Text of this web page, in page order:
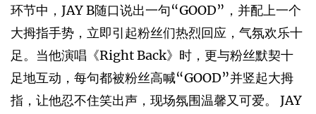
环节中，JAY B随口说出一句“GOOD”，并配上一个
大拇指手势，立即引起粉丝们热烈回应，气氛欢乐十
足。当他演唱《Right Back》时，更与粉丝默契十
足地互动，每句都被粉丝高喊“GOOD”并竖起大拇
指，让他忍不住笑出声，现场氛围温馨又可爱。 JAY